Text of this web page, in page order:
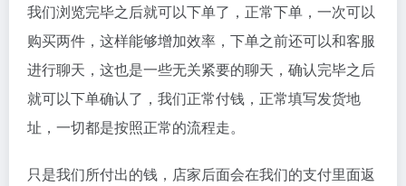
我们浏览完毕之后就可以下单了，正常下单，一次可以
购买两件，这样能够增加效率，下单之前还可以和客服
进行聊天，这也是一些无关紧要的聊天，确认完毕之后
就可以下单确认了，我们正常付钱，正常填写发货地
址，一切都是按照正常的流程走。
只是我们所付出的钱，店家后面会在我们的支付里面返